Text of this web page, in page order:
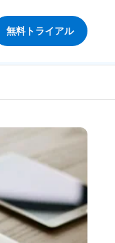
無料トライアル